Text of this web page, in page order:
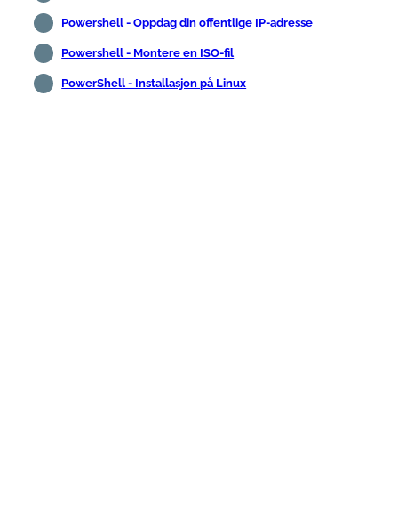
Powershell - Oppdag din offentlige IP-adresse
Powershell - Montere en ISO-fil
PowerShell - Installasjon på Linux